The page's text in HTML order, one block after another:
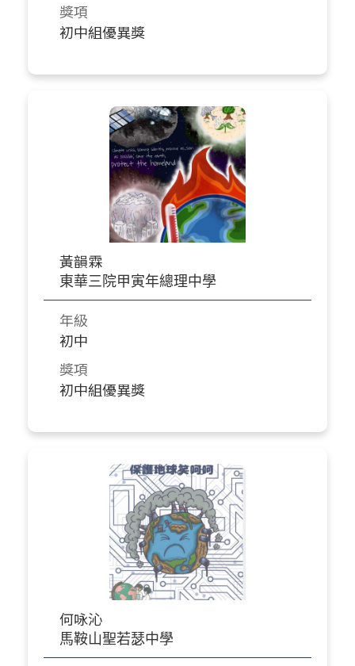
獎項
初中組優異獎
黃韻霖
東華三院甲寅年總理中學
年級
初中
獎項
初中組優異獎
何咏沁
馬鞍山聖若瑟中學